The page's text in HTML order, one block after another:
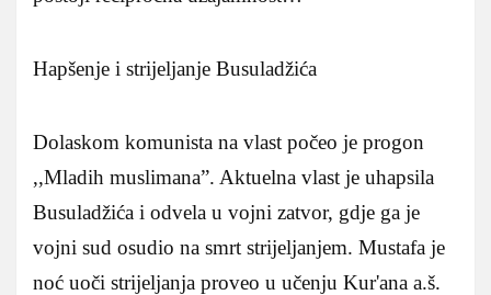
Hapšenje i strijeljanje Busuladžića
Dolaskom komunista na vlast počeo je progon
,,Mladih muslimana”. Aktuelna vlast je uhapsila
Busuladžića i odvela u vojni zatvor, gdje ga je
vojni sud osudio na smrt strijeljanjem. Mustafa je
noć uoči strijeljanja proveo u učenju Kur'ana a.š.